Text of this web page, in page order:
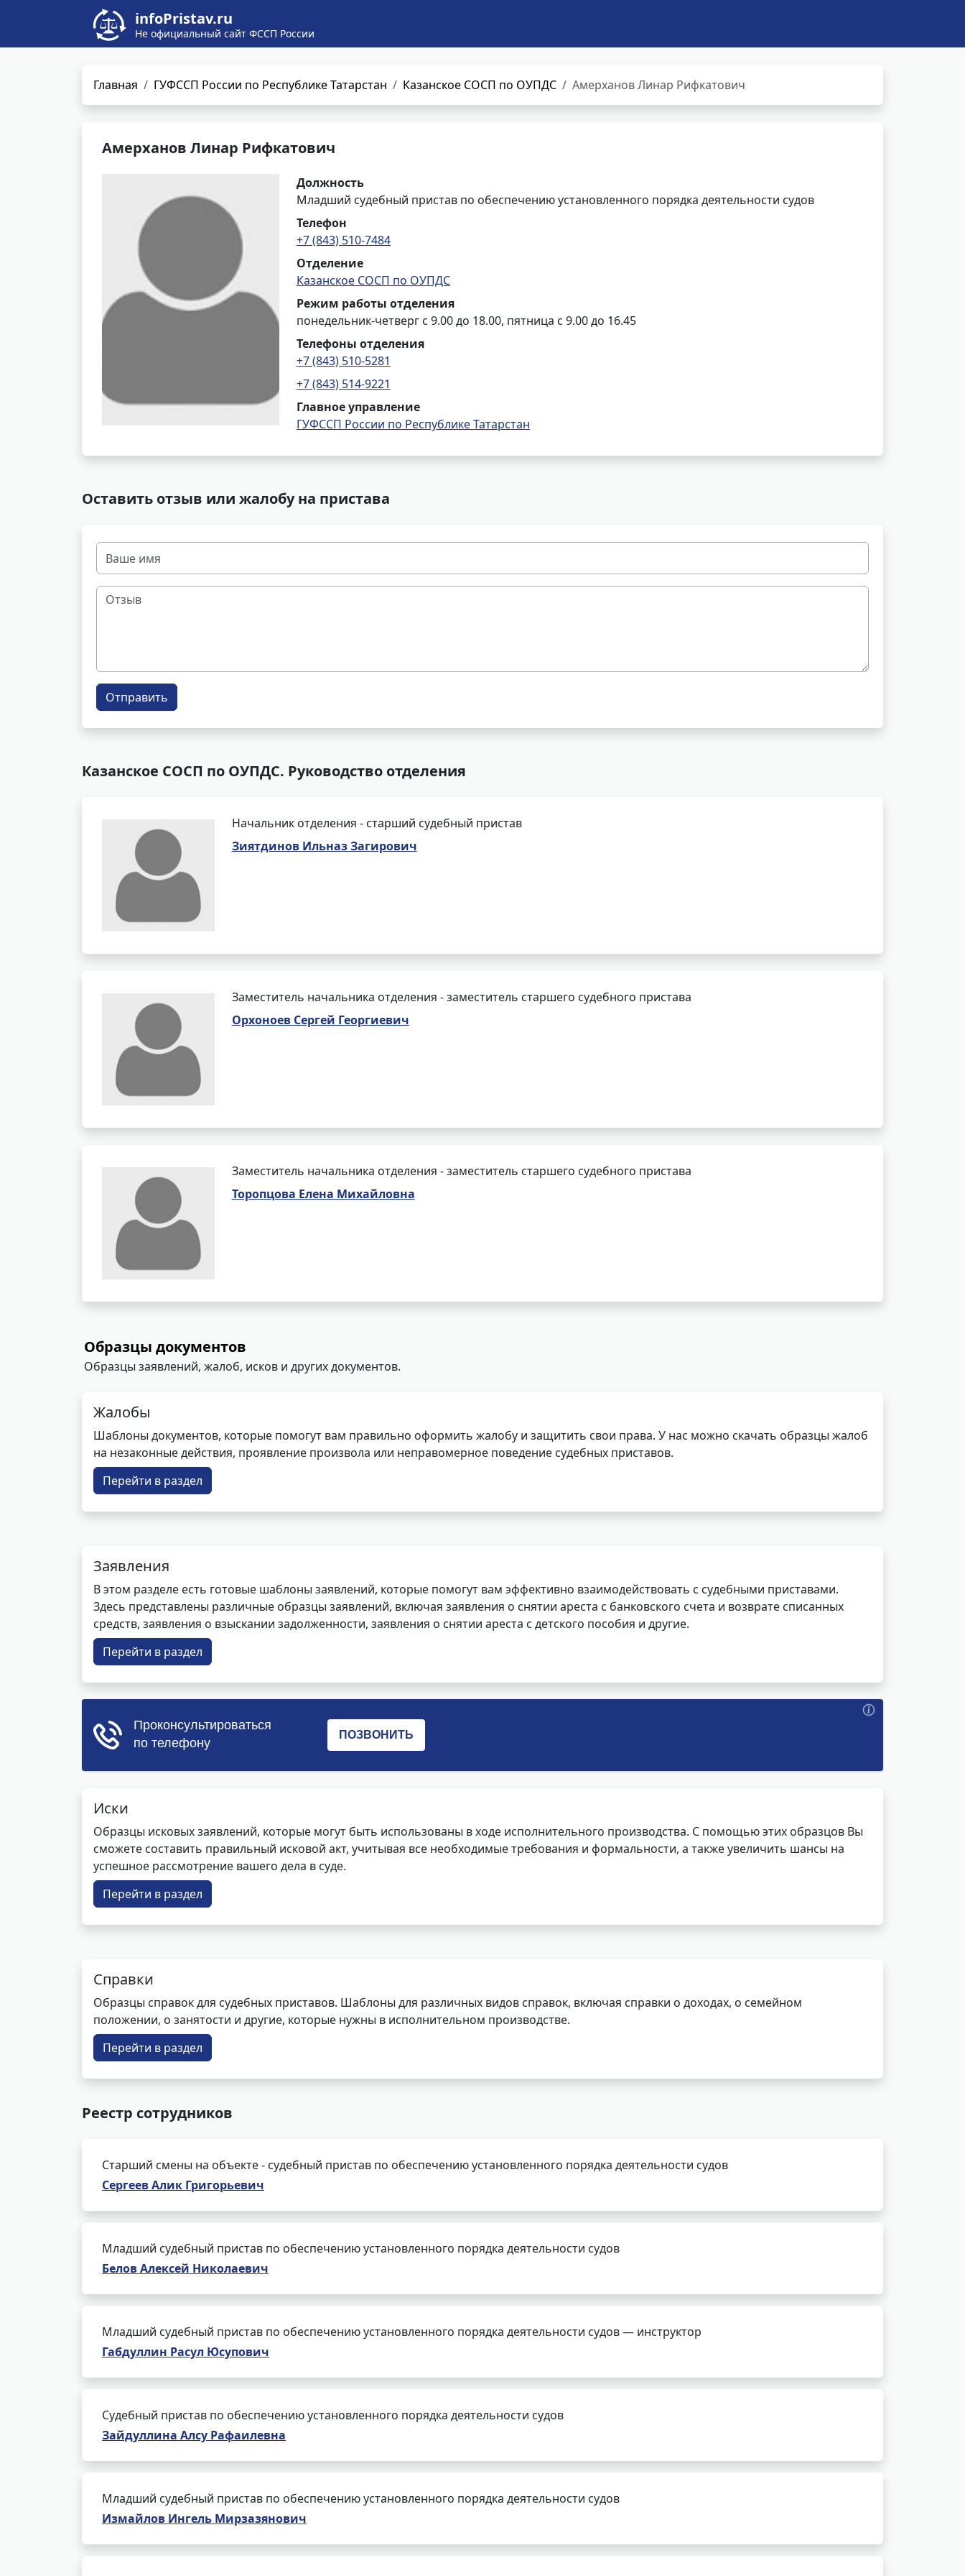
infoPristav.ru
Не официальный сайт ФССП России
Главная ГУФССП России по Республике Татарстан Казанское СОСП по ОУПДС Амерханов Линар Рифкатович
Амерханов Линар Рифкатович
Должность
Младший судебный пристав по обеспечению установленного порядка деятельности судов
Телефон
+7 (843) 510-7484
Отделение
Казанское СОСП по ОУПДС
Режим работы отделения
понедельник-четверг с 9.00 до 18.00, пятница с 9.00 до 16.45
Телефоны отделения
+7 (843) 510-5281
+7 (843) 514-9221
Главное управление
ГУФССП России по Республике Татарстан
Оставить отзыв или жалобу на пристава
Отправить
Казанское СОСП по ОУПДС. Руководство отделения
Начальник отделения - старший судебный пристав
Зиятдинов Ильназ Загирович
Заместитель начальника отделения - заместитель старшего судебного пристава
Орхоноев Сергей Георгиевич
Заместитель начальника отделения - заместитель старшего судебного пристава
Торопцова Елена Михайловна
Образцы документов
Образцы заявлений, жалоб, исков и других документов.
Жалобы
Шаблоны документов, которые помогут вам правильно оформить жалобу и защитить свои права. У нас можно скачать образцы жалоб
на незаконные действия, проявление произвола или неправомерное поведение судебных приставов.
Перейти в раздел
Заявления
В этом разделе есть готовые шаблоны заявлений, которые помогут вам эффективно взаимодействовать с судебными приставами.
Здесь представлены различные образцы заявлений, включая заявления о снятии ареста с банковского счета и возврате списанных
средств, заявления о взыскании задолженности, заявления о снятии ареста с детского пособия и другие.
Перейти в раздел
Иски
Образцы исковых заявлений, которые могут быть использованы в ходе исполнительного производства. С помощью этих образцов Вы
сможете составить правильный исковой акт, учитывая все необходимые требования и формальности, а также увеличить шансы на
успешное рассмотрение вашего дела в суде.
Перейти в раздел
Справки
Образцы справок для судебных приставов. Шаблоны для различных видов справок, включая справки о доходах, о семейном
положении, о занятости и другие, которые нужны в исполнительном производстве.
Перейти в раздел
Реестр сотрудников
Старший смены на объекте - судебный пристав по обеспечению установленного порядка деятельности судов
Сергеев Алик Григорьевич
Младший судебный пристав по обеспечению установленного порядка деятельности судов
Белов Алексей Николаевич
Младший судебный пристав по обеспечению установленного порядка деятельности судов — инструктор
Габдуллин Расул Юсупович
Судебный пристав по обеспечению установленного порядка деятельности судов
Зайдуллина Алсу Рафаилевна
Младший судебный пристав по обеспечению установленного порядка деятельности судов
Измайлов Ингель Мирзазянович